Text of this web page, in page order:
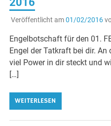
Veröffentlicht am01/02/2016
Engelbotschaft für den 01.
Engel der Tatkraft bei dir.
viel Power in dir steckt und
[…]
WEITERLESEN